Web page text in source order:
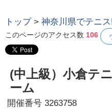
トップ >神奈川県でテニ
このページのアクセス数 106
(中上級）小倉テ
ーム
開催番号3263758